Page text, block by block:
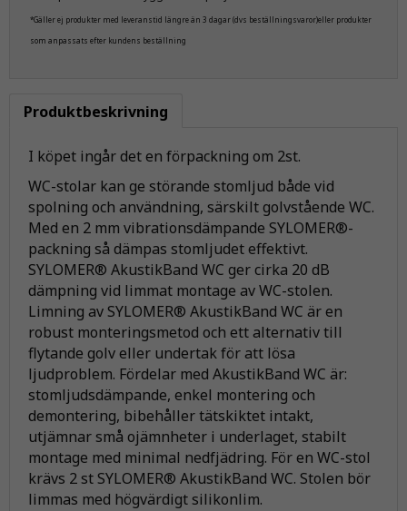
*Gäller ej produkter med leveranstid längre än 3 dagar (dvs beställningsvaror)eller produkter
som anpassats efter kundens beställning
Produktbeskrivning
I köpet ingår det en förpackning om 2st.
WC-stolar kan ge störande stomljud både vid
spolning och användning, särskilt golvstående WC.
Med en 2 mm vibrationsdämpande SYLOMER®-
packning så dämpas stomljudet effektivt.
SYLOMER® AkustikBand WC ger cirka 20 dB
dämpning vid limmat montage av WC-stolen.
Limning av SYLOMER® AkustikBand WC är en
robust monteringsmetod och ett alternativ till
flytande golv eller undertak för att lösa
ljudproblem. Fördelar med AkustikBand WC är:
stomljudsdämpande, enkel montering och
demontering, bibehåller tätskiktet intakt,
utjämnar små ojämnheter i underlaget, stabilt
montage med minimal nedfjädring. För en WC-stol
krävs 2 st SYLOMER® AkustikBand WC. Stolen bör
limmas med högvärdigt silikonlim.